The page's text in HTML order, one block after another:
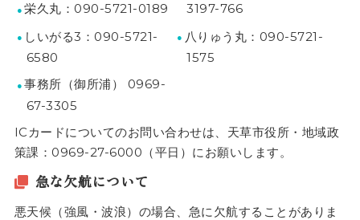
栄久丸：090-5721-0189
3197-766
しいがる3：090-5721-
6580
八りゅう丸：090-5721-
1575
事務所（御所浦） 0969-
67-3305
ICカードについてのお問い合わせは、天草市役所・地域政
策課：0969-27-6000（平日）にお願いします。
急な欠航について
悪天候（強風・波浪）の場合、急に欠航することがありま